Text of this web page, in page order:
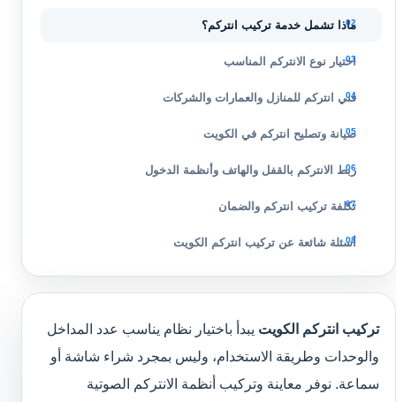
ماذا تشمل خدمة تركيب انتركم؟
اختيار نوع الانتركم المناسب
فني انتركم للمنازل والعمارات والشركات
صيانة وتصليح انتركم في الكويت
ربط الانتركم بالقفل والهاتف وأنظمة الدخول
تكلفة تركيب انتركم والضمان
أسئلة شائعة عن تركيب انتركم الكويت
تركيب انتركم الكويت يبدأ باختيار نظام يناسب عدد المداخل
والوحدات وطريقة الاستخدام، وليس بمجرد شراء شاشة أو
سماعة. نوفر معاينة وتركيب أنظمة الانتركم الصوتية